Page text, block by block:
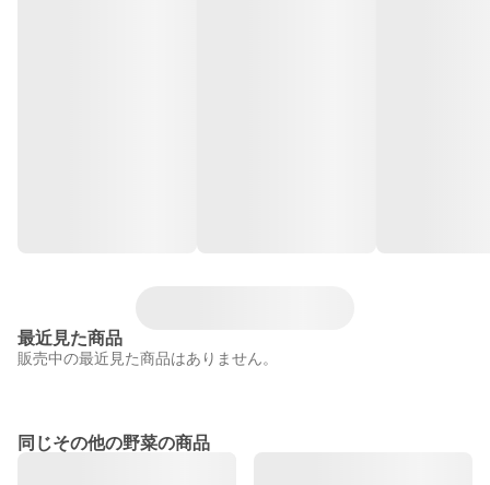
最近見た商品
販売中の最近見た商品はありません。
同じその他の野菜の商品